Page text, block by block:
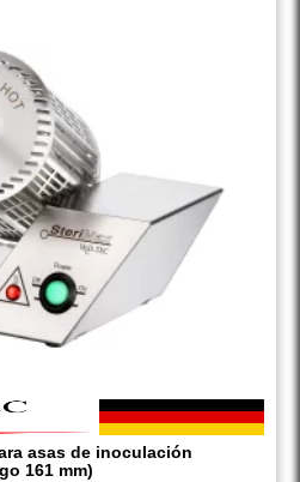
asas de inoculación
161 mm)